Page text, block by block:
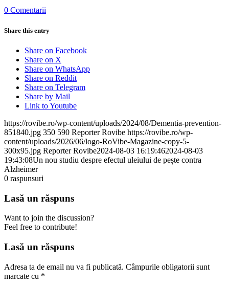
0 Comentarii
Share this entry
Share on Facebook
Share on X
Share on WhatsApp
Share on Reddit
Share on Telegram
Share by Mail
Link to Youtube
https://rovibe.ro/wp-content/uploads/2024/08/Dementia-prevention-
851840.jpg 350 590 Reporter Rovibe https://rovibe.ro/wp-
content/uploads/2026/06/logo-RoVibe-Magazine-copy-5-
300x95.jpg Reporter Rovibe2024-08-03 16:19:462024-08-03
19:43:08Un nou studiu despre efectul uleiului de pește contra
Alzheimer
0 raspunsuri
Lasă un răspuns
Want to join the discussion?
Feel free to contribute!
Lasă un răspuns
Adresa ta de email nu va fi publicată. Câmpurile obligatorii sunt
marcate cu *